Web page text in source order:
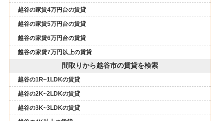
越谷の家賃4万円台の賃貸
越谷の家賃5万円台の賃貸
越谷の家賃6万円台の賃貸
越谷の家賃7万円以上の賃貸
間取りから越谷市の賃貸を検索
越谷の1R~1LDKの賃貸
越谷の2K~2LDKの賃貸
越谷の3K~3LDKの賃貸